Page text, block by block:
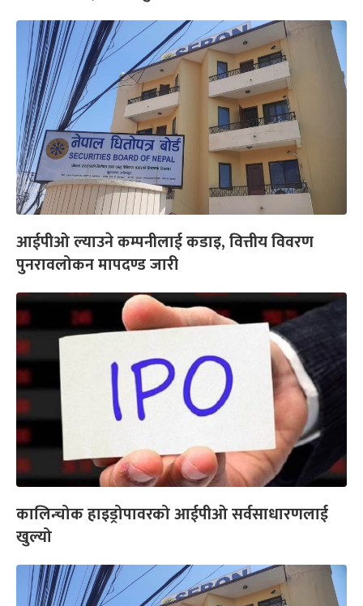
आईपीओ ल्याउने कम्पनीलाई कडाइ, वित्तीय विवरण
पुनरावलोकन मापदण्ड जारी
कालिन्चोक हाइड्रोपावरको आईपीओ सर्वसाधारणलाई
खुल्यो